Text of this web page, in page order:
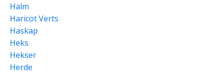
Halm
Haricot Verts
Haskap
Heks
Hekser
Herde